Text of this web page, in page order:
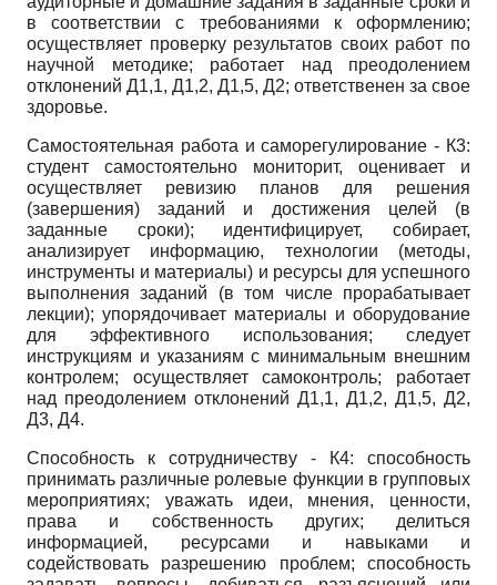
в соответствии с требованиями к оформлению;
осуществляет проверку результатов своих работ по
научной методике; работает над преодолением
отклонений Д1,1, Д1,2, Д1,5, Д2; ответственен за свое
здоровье.
Самостоятельная работа и саморегулирование - К3:
студент самостоятельно мониторит, оценивает и
осуществляет ревизию планов для решения
(завершения) заданий и достижения целей (в
заданные сроки); идентифицирует, собирает,
анализирует информацию, технологии (методы,
инструменты и материалы) и ресурсы для успешного
выполнения заданий (в том числе прорабатывает
лекции); упорядочивает материалы и оборудование
для эффективного использования; следует
инструкциям и указаниям с минимальным внешним
контролем; осуществляет самоконтроль; работает
над преодолением отклонений Д1,1, Д1,2, Д1,5, Д2,
Д3, Д4.
Способность к сотрудничеству - К4: способность
принимать различные ролевые функции в групповых
мероприятиях; уважать идеи, мнения, ценности,
права и собственность других; делиться
информацией, ресурсами и навыками и
содействовать разрешению проблем; способность